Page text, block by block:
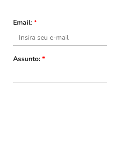
Email: *
Assunto: *